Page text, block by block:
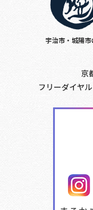
宇治市・城陽
京
フリーダイヤル